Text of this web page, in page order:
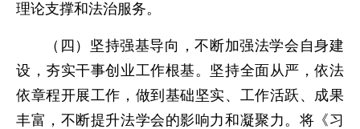
理论支撑和法治服务。
（四）坚持强基导向，不断加强法学会自身建
设，夯实干事创业工作根基。坚持全面从严，依法
依章程开展工作，做到基础坚实、工作活跃、成果
丰富，不断提升法学会的影响力和凝聚力。将《习